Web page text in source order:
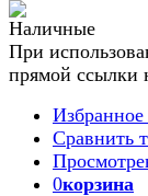
При
прямой ссылки
Избранное
Сравнить
0корзина